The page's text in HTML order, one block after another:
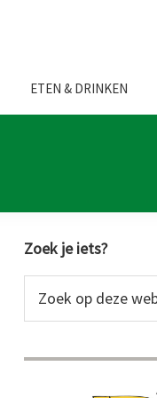
ETEN & DRINKEN
Primaire
Sidebar
Zoek je iets?
op
website